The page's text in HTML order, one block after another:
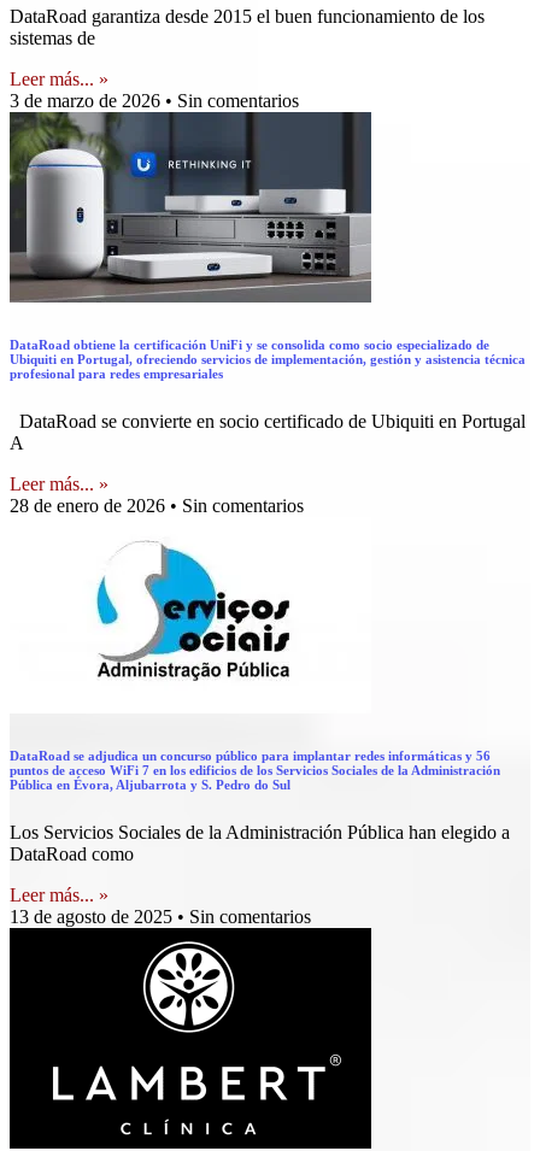
DataRoad garantiza desde 2015 el buen funcionamiento de los
sistemas de
Leer más... »
3 de marzo de 2026
Sin comentarios
DataRoad obtiene la certificación UniFi y se consolida como socio especializado de
Ubiquiti en Portugal, ofreciendo servicios de implementación, gestión y asistencia técnica
profesional para redes empresariales
DataRoad se convierte en socio certificado de Ubiquiti en Portugal
A
Leer más... »
28 de enero de 2026
Sin comentarios
DataRoad se adjudica un concurso público para implantar redes informáticas y 56
puntos de acceso WiFi 7 en los edificios de los Servicios Sociales de la Administración
Pública en Évora, Aljubarrota y S. Pedro do Sul
Los Servicios Sociales de la Administración Pública han elegido a
DataRoad como
Leer más... »
13 de agosto de 2025
Sin comentarios